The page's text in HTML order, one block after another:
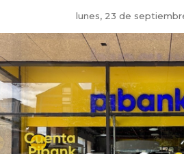
lunes, 23 de